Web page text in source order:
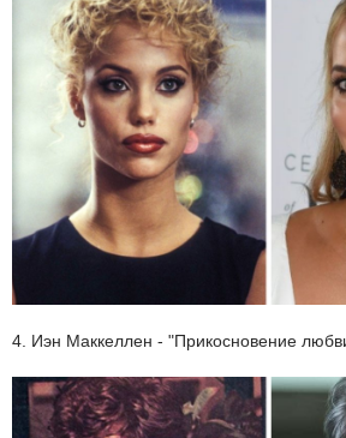
4. Иэн Маккеллен - "Прикосновение